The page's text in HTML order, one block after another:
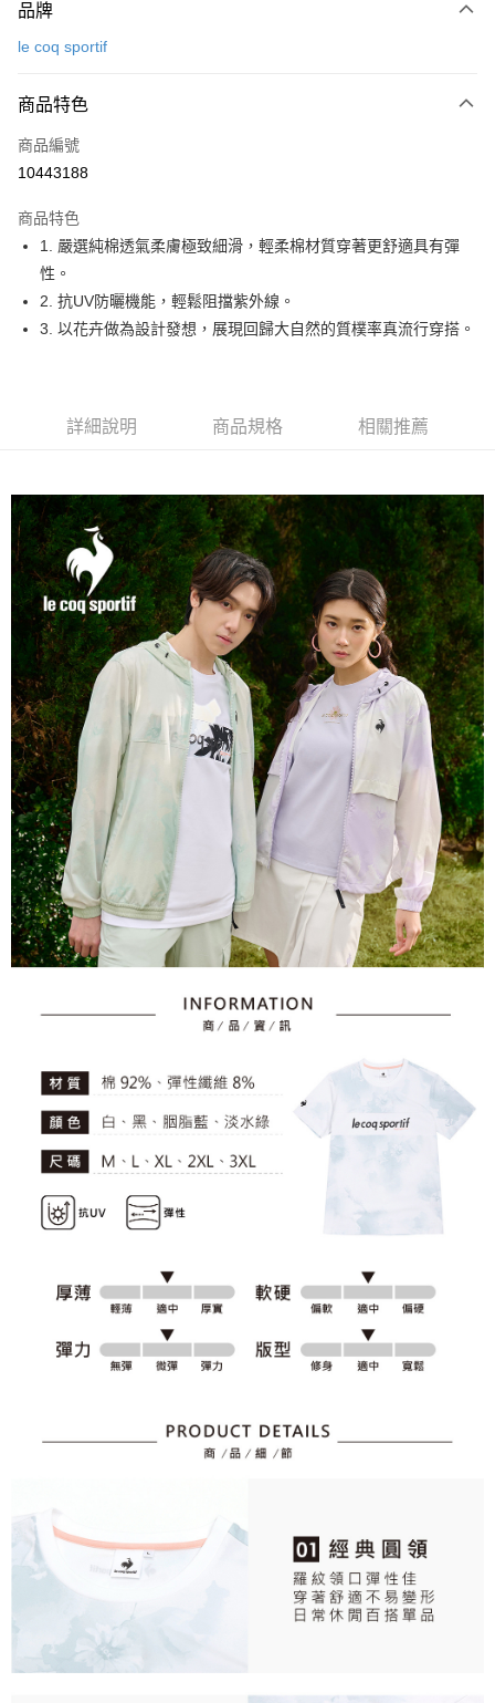
信用卡一次付款
LINE Pay
Apple Pay
悠遊付
大哥付你分期
相關說明
【大哥付你分期使用說明】
1.本服務由台灣大哥大提供，台灣大哥大用戶可立即使用無須另外申請。
3.實際核准額度、可分期數及費用金額請依後續交易確認頁面所載為準。
【繳款方式說明】
1.分期款項不併入電信帳單，「大哥付你分期」於每月結算日後寄送繳費提
醒簡訊。
2.透過簡訊連結打開帳單後，可選擇「超商條碼／台灣大直營門市／銀行轉
帳／街口支付／iPASS MONEY」等通路繳費。
【注意事項】
1.本服務係由「台灣大哥大股份有限公司」（以下簡稱本公司）所提供，讓
用戶於交易時，得透過本服務購買商品或服務，並由商店將買賣／分期付款
買賣價金債權讓與本公司後，依約使用本公司帳單繳交帳款。
2.基於同意付款使用「大哥付你分期」之契約關係目的，商店將以您的個人
資料（包含姓名、電話或地址）提供予台灣大哥大進項蒐集、處理及利用，
由本公司與您本人進行分期帳單所需資料之確認、核對及更正。
3.完整用戶服務條款，請詳閱以下連結： https://oppay.tw/userRule
AFTEE先享後付
便利好安心！
【「AFTEE先享後付」結帳流程】
１．於結帳方式選擇「AFTEE先享後付」後，將跳轉至「AFTEE先享後付」
結帳頁面，進行簡訊認證並確認金額後，即可完成結帳。
２．訂單成立數日內，您將收到繳費通知簡訊。
３．收到繳費通知簡訊後14天內，點擊此簡訊中的連結，可透過四大超商／
ATM／網路銀行／等多元方式進行付款，方視為交易完成。
※ 請注意：結帳手續完成當下不需立刻繳費，但若您需要取消訂單，請聯絡
購買商品的店家。未經商家同意取消之訂單仍視為有效，需透過AFTEE先享
後付繳納相關費用。
※ 交易是否成功請以「AFTEE先享後付 」之結帳頁面顯示為準，若有關於
是否繳費成功／繳費後需取消欲退款等相關疑問，請聯繫「AFTEE先享後付
客戶支援中心」https://netprotections.freshdesk.com/support/home
【注意事項】
１．透過由恩沛科技股份有限公司提供之「AFTEE先享後付」服務完成之交
易，需依本服務之必要範圍內提供個人資料，並將交易相關給付款項請求債
權轉讓予恩沛科技股份有限公司。
２．關於個人資料處理事宜，請瀏覽以下網址：
https://aftee.tw/terms/#terms3
３．未成年的使用者請事先徵得法定代理人或監護人之同意方可使用
「AFTEE先享後付」，若未經同意申辦者引起之損失，本公司不負相關責
任。
４．使用「AFTEE先享後付」時，將依據個別帳號之用戶狀況，依本公司即
５．嚴禁一人註冊多個帳號或使用他人資訊註冊。若發現惡意使用之情形，
全家取貨付款
免運費
付款後全家取貨
免運費
萊爾富取貨付款
免運費
付款後萊爾富取貨
免運費
7-11取貨付款
免運費
付款後7-11取貨
免運費
宅配
免運費
品牌
le coq sportif
商品特色
商品編號
10443188
商品特色
1. 嚴選純棉透氣柔膚極致細滑，輕柔棉材質穿著更舒適具有彈
性。
2. 抗UV防曬機能，輕鬆阻擋紫外線。
3. 以花卉做為設計發想，展現回歸大自然的質樸率真流行穿搭。
詳細說明 商品規格 相關推薦